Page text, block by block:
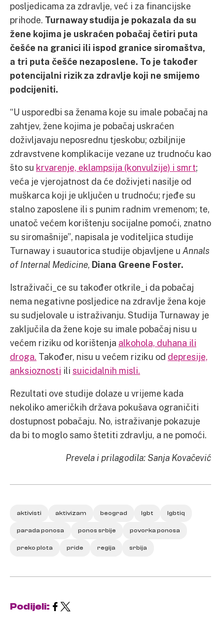
posljedicama za zdravlje, već i za financijske
prihode. Turnaway studija je pokazala da su
žene kojima je uskraćen pobačaj četiri puta
češće na granici ili ispod granice siromaštva,
a tri puta češće nezaposlene. To je također
potencijalni rizik za zdravlje koji ne smijemo
podcijeniti.
“U usporedbi sa ženama koje su imale pobačaj na
zahtjev, žene kojima je pobačaj uskraćen
doživljavaju neposrednu tjeskobu; ozbiljnije
zdravstvene komplikacije vezane uz trudnoću kao
što su krvarenje, eklampsija (konvulzije) i smrt;
veća je vjerojatnost da će doživjeti nasilje od
muškarca koji je uključen u trudnoću; rjeđe su
stalno zaposlene ili s punim radnim vremenom; te,
unatoč većem korištenju socijalne pomoći, znatno
su siromašnije”, napisala je voditeljica studije
Turnaway i suautorica studije objavljene u Annals
of Internal Medicine, Diana Greene Foster.
Istraživači_ce su također otkrile_i da pobačaj
nema negativne posljedice na zdravlje žena koje
su sudjelovale u istraživanju. Studija Turnaway je
zaključila da žene koje su imale pobačaj nisu u
većem riziku od korištenja alkohola, duhana ili
droga. Također, nisu u većem riziku od depresije,
anksioznosti ili suicidalnih misli.
Rezultati ove studije dolaze u vrijeme kada
nekoliko američkih država pokušava ograničiti
dostupnost pobačaju. No, istraživanje pokazuje
da bi to moglo samo štetiti zdravlju, a ne pomoći.
Prevela i prilagodila: Sanja Kovačević
aktivisti aktivizam beograd lgbt lgbtiq
parada ponosa ponos srbije povorka ponosa
preko plota pride regija srbija
Podijeli: